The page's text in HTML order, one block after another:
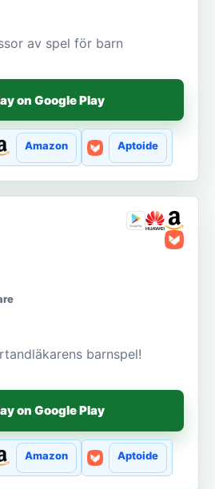
av spel för barn
on Google Play
Amazon Aptoide
barnspel!
on Google Play
Amazon Aptoide